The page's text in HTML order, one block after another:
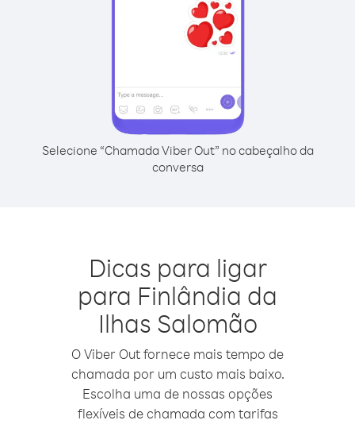
Selecione “Chamada Viber Out” no cabeçalho da
conversa
Dicas para ligar
para Finlândia da
Ilhas Salomão
O Viber Out fornece mais tempo de
chamada por um custo mais baixo.
Escolha uma de nossas opções
flexíveis de chamada com tarifas